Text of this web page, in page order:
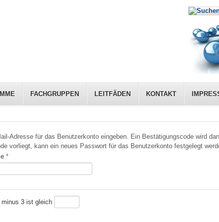
FACHGRUPPEN LEITFÄDEN KONTAKT
Adresse für das Benutzerkonto eingeben. Ein Bestätigungscode wird
vorliegt, kann ein neues Passwort für das Benutzerkonto festgelegt
*
3 ist gleich